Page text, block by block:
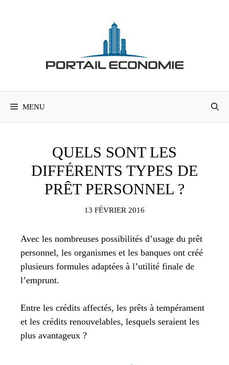
MENU
QUELS SONT LES
DIFFÉRENTS TYPES DE
PRÊT PERSONNEL ?
13 FÉVRIER 2016
Avec les nombreuses possibilités d’usage du prêt
personnel, les organismes et les banques ont créé
plusieurs formules adaptées à l’utilité finale de
l’emprunt.
Entre les crédits affectés, les prêts à tempérament
et les crédits renouvelables, lesquels seraient les
plus avantageux ?